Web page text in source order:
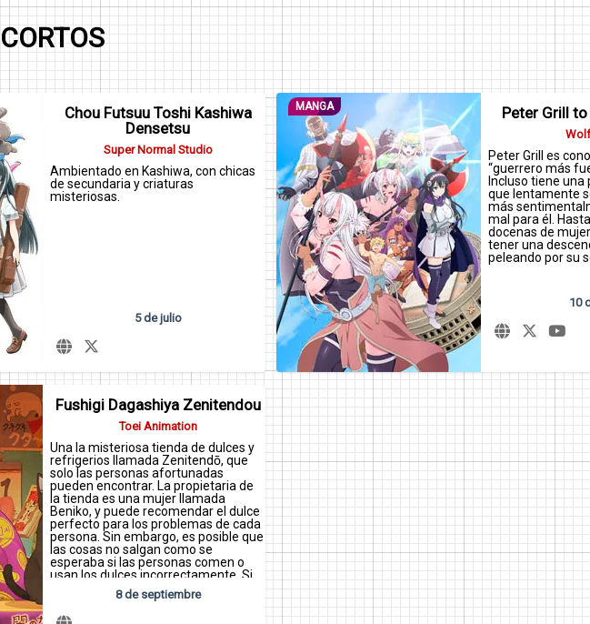
CORTOS
Chou Futsuu Toshi Kashiwa
Densetsu
Super Normal Studio
Ambientado en Kashiwa, con chicas
de secundaria y criaturas
misteriosas.
5 de julio
MANGA Peter Grill
Peter Grill es
“guerrero más
Incluso tiene
que lentamente
más
mal para él.
docenas de
tener una
peleando por su
10
Fushigi Dagashiya Zenitendou
Toei Animation
Una la misteriosa tienda de dulces y
refrigerios llamada Zenitendō, que
solo las personas afortunadas
pueden encontrar. La propietaria de
la tienda es una mujer llamada
Beniko, y puede recomendar el dulce
perfecto para los problemas de cada
persona. Sin embargo, es posible que
las cosas no salgan como se
esperaba si las personas comen o
usan los dulces incorrectamente. Si
los dulces de Beniko traen fortuna o
desgracia depende de las personas
que los reciben.
8 de septiembre